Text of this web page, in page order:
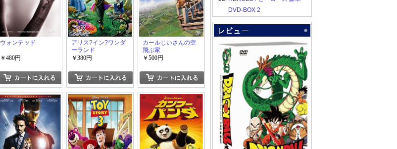
ウォンテッド
￥480円
アリス?イン?ワンダ
ーランド
￥380円
カールじいさんの空
飛ぶ家
￥500円
DVD-BOX 2